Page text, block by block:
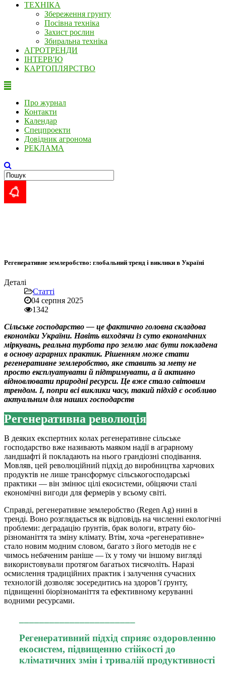
ТЕХНІКА
Збереження грунту
Посівна техніка
Захист рослин
Збиральна техніка
АГРОТРЕНДИ
ІНТЕРВ'Ю
КАРТОПЛЯРСТВО
Про журнал
Контакти
Календар
Спецпроекти
Довідник агронома
РЕКЛАМА
Регенеративне землеробство: глобальний тренд і виклики в Україні
Деталі
Статті
04 серпня 2025
1342
Сільське господарство — це фактично головна складова
економіки України. Навіть виходячи із суто економічних
міркувань, реальна турбота про землю має бути покладена
в основу аграрних практик. Рішенням може стати
регенеративне землеробство, яке ставить за мету не
просто експлуатувати й підтримувати, а й активно
відновлювати природні ресурси. Це вже стало світовим
трендом. І, попри всі виклики часу, такий підхід є особливо
актуальним для наших господарств
Регенеративна революція
В деяких експертних колах регенеративне сільське
господарство вже називають маяком надії в аграрному
ландшафті й покладають на нього грандіозні сподівання.
Мовляв, цей революційний підхід до виробництва харчових
продуктів не лише трансформує сільськогосподарські
практики — він змінює цілі екосистеми, обіцяючи сталі
економічні вигоди для фермерів у всьому світі.
Справді, регенеративне землеробство (Regen Ag) нині в
тренді. Воно розглядається як відповідь на численні екологічні
проблеми: деградацію ґрунтів, брак вологи, втрату біо­
різноманіття та зміну клімату. Втім, хоча «регенеративне»
стало новим модним словом, багато з його методів не є
чимось небаченим раніше — їх у тому чи іншому вигляді
використовували протягом багатьох тисячоліть. Наразі
осмислення традиційних практик і залучення сучасних
технологій дозволяє зосередитись на здоров’ї ґрунту,
підвищенні біорізноманіття та ефективному керуванні
водними ресурсами.
Регенеративний підхід сприяє оздоровленню
екосистем, підвищенню стійкості до
кліматичних змін і тривалій продуктивності